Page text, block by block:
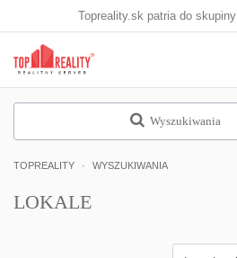
Topreality.sk patria do skupiny
Wyszukiwania
TOPREALITY WYSZUKIWANIA
LOKALE